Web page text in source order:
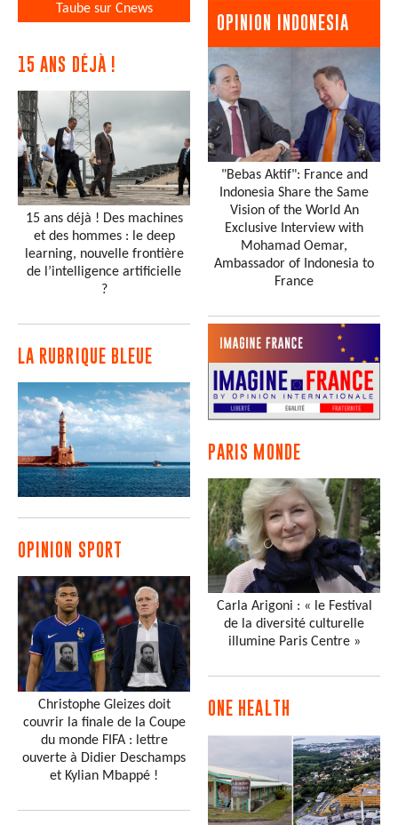
Taube sur Cnews
15 ANS DÉJÀ !
15 ans déjà ! Des machines
et des hommes : le deep
learning, nouvelle frontière
de l’intelligence artificielle
?
LA RUBRIQUE BLEUE
OPINION SPORT
Christophe Gleizes doit
couvrir la finale de la Coupe
du monde FIFA : lettre
ouverte à Didier Deschamps
et Kylian Mbappé !
OPINION INDONESIA
"Bebas Aktif": France and
Indonesia Share the Same
Vision of the World An
Exclusive Interview with
Mohamad Oemar,
Ambassador of Indonesia to
France
PARIS MONDE
Carla Arigoni : « le Festival
de la diversité culturelle
illumine Paris Centre »
ONE HEALTH